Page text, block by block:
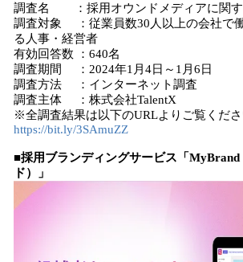
調査名 ：採用オウンドメディアに関す
調査対象 ：従業員数30人以上の会社で
る人事・経営者
有効回答数 ：640名
調査期間 ：2024年1月4日～1月6日
調査方法 ：インターネット調査
調査主体 ：株式会社TalentX
※全調査結果は以下のURLよりご覧くださ
https://bit.ly/3SAmuZZ
■採用ブランディングサービス「MyBrand
ド）」